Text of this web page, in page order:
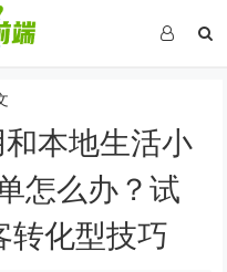
本地生活小
怎么办？试
转化型技巧